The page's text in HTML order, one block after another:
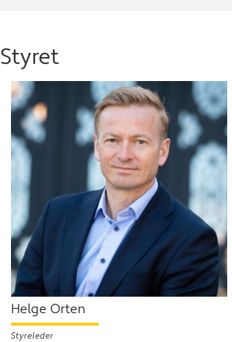
Styret
Helge Orten
Styreleder